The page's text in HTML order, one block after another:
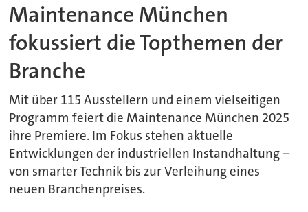
Maintenance München
fokussiert die Topthemen der
Branche
Mit über 115 Ausstellern und einem vielseitigen
Programm feiert die Maintenance München 2025
ihre Premiere. Im Fokus stehen aktuelle
Entwicklungen der industriellen Instandhaltung –
von smarter Technik bis zur Verleihung eines
neuen Branchenpreises.